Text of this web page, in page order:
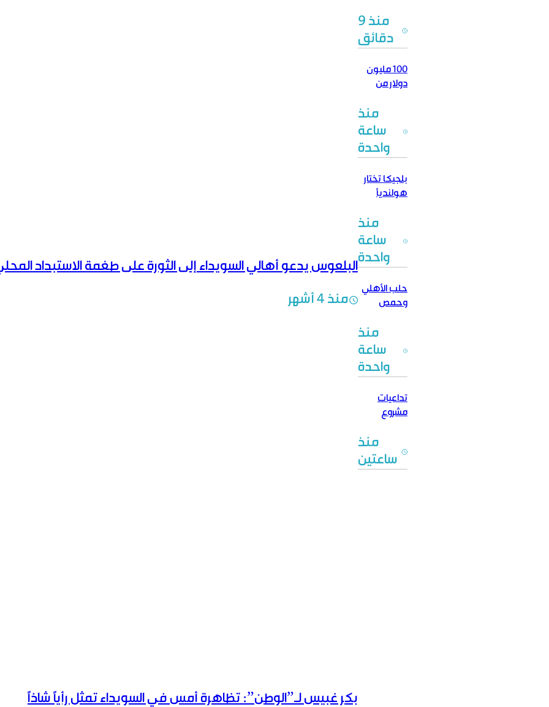
البلعوس يدعو أهالي السويداء إلى الثورة على طغمة الاستبداد
منذ 4 أشهر
بكر غبيس لـ”الوطن”: تظاهرة أمس في السويداء تمثل رأياً شاذاً
التغيير… هل
تستعيد
وظيفتها؟
منذ 9
دقائق
100 مليون
دولار من
الدولي…
هل تبدأ رحلة
إنقاذ القطاع
المالي؟
منذ
ساعة
واحدة
بلجيكا تختار
هولندياً
منذ
ساعة
واحدة
حلب الأهلي
وحمص
الآسيوي
منذ
ساعة
واحدة
تداعيات
مشروع
منذ
ساعتين